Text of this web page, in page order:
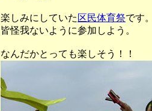
楽しみにしていた 区民体育祭です。
皆怪我ないように参加しよう。
なんだかとっても楽しそう！！